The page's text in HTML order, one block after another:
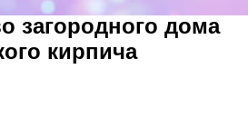
загородного дома
кирпича